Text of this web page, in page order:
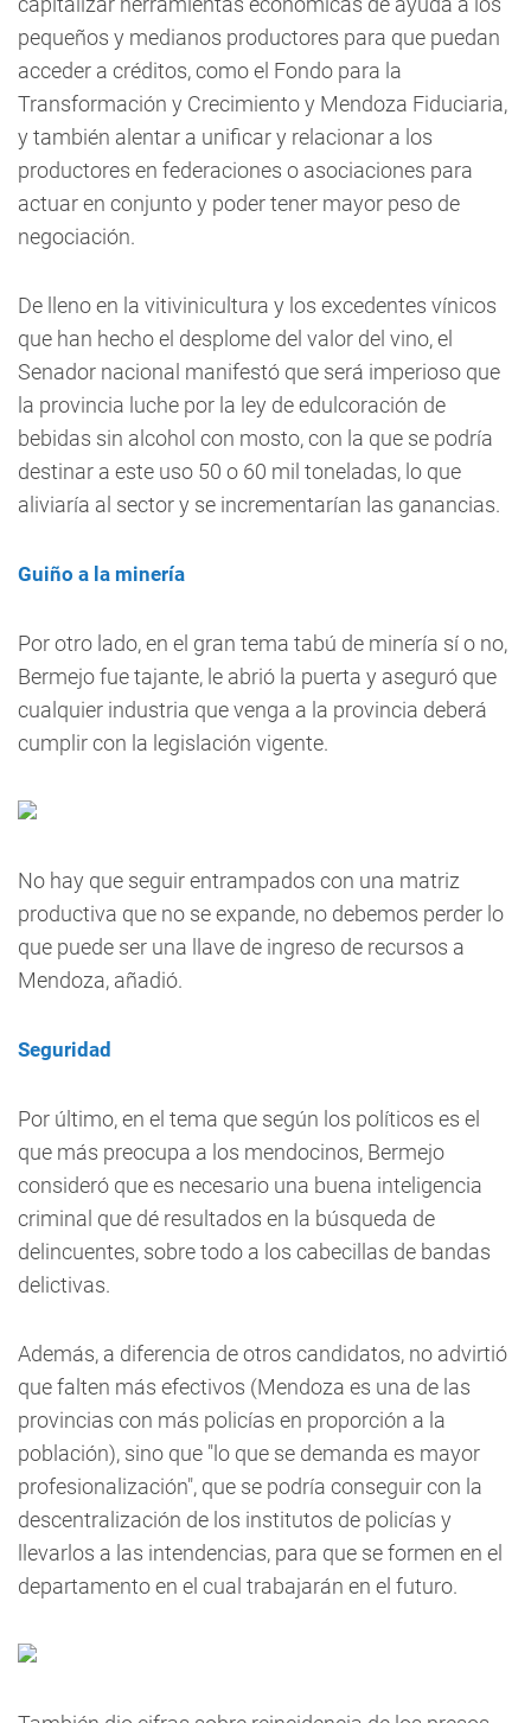
pequeños y medianos productores para que puedan
acceder a créditos, como el Fondo para la
Transformación y Crecimiento y Mendoza Fiduciaria,
y también alentar a unificar y relacionar a los
productores en federaciones o asociaciones para
actuar en conjunto y poder tener mayor peso de
negociación.
De lleno en la vitivinicultura y los excedentes vínicos
que han hecho el desplome del valor del vino, el
Senador nacional manifestó que será imperioso que
la provincia luche por la ley de edulcoración de
bebidas sin alcohol con mosto, con la que se podría
destinar a este uso 50 o 60 mil toneladas, lo que
aliviaría al sector y se incrementarían las ganancias.
Guiño a la minería
Por otro lado, en el gran tema tabú de minería sí o no,
Bermejo fue tajante, le abrió la puerta y aseguró que
cualquier industria que venga a la provincia deberá
cumplir con la legislación vigente.
No hay que seguir entrampados con una matriz
productiva que no se expande, no debemos perder lo
que puede ser una llave de ingreso de recursos a
Mendoza, añadió.
Seguridad
Por último, en el tema que según los políticos es el
que más preocupa a los mendocinos, Bermejo
consideró que es necesario una buena inteligencia
criminal que dé resultados en la búsqueda de
delincuentes, sobre todo a los cabecillas de bandas
delictivas.
Además, a diferencia de otros candidatos, no advirtió
que falten más efectivos (Mendoza es una de las
provincias con más policías en proporción a la
población), sino que "lo que se demanda es mayor
profesionalización", que se podría conseguir con la
descentralización de los institutos de policías y
llevarlos a las intendencias, para que se formen en el
departamento en el cual trabajarán en el futuro.